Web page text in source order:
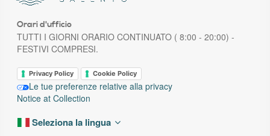
Orari d'ufficio
TUTTI I GIORNI ORARIO CONTINUATO ( 8:00 - 20:00) -
FESTIVI COMPRESI.
Privacy Policy Cookie Policy
Le tue preferenze relative alla privacy
Notice at Collection
Seleziona la lingua